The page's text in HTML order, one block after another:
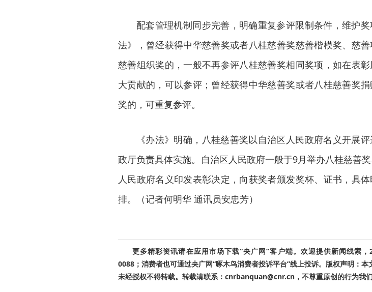
配套管理机制同步完善，明确重复参评限制条件，维护
法》，曾经获得中华慈善奖或者八桂慈善奖慈善楷模奖、慈善
慈善组织奖的，一般不再参评八桂慈善奖相同奖项，如在表
大贡献的，可以参评；曾经获得中华慈善奖或者八桂慈善奖
奖的，可重复参评。
《办法》明确，八桂慈善奖以自治区人民政府名义开展
政厅负责具体实施。自治区人民政府一般于9月举办八桂慈善
人民政府名义印发表彰决定，向获奖者颁发奖杯、证书，具
排。（记者何明华 通讯员安忠芳）
更多精彩资讯请在应用市场下载“央广网”客户端。欢迎提供新闻线索
0088；消费者也可通过央广网“啄木鸟消费者投诉平台”线上投诉。版权声明：本
未经授权不得转载。转载请联系：cnrbanquan@cnr.cn，不尊重原创的行为我们